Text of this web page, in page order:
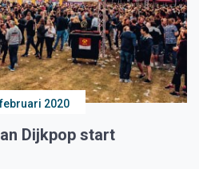
2020
Dijkpop start